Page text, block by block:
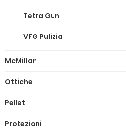
Tetra Gun
VFG Pulizia
McMillan
Ottiche
Pellet
Protezioni